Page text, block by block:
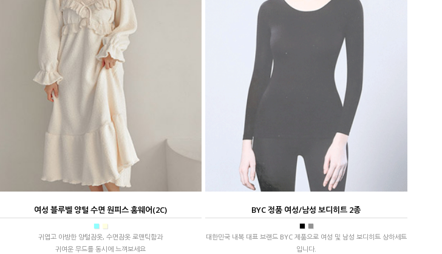
여성 블루벨 양털 수면 원피스 홈웨어(2C)
■ ■
귀엽고 아방한 양털잠옷, 수면잠옷 로맨틱함과
귀여운 무드를 동시에 느껴보세요
BYC 정품 여성/남성 보디히트 2종
■ ■
대한민국 내복 대표 브랜드 BYC 제품으로 여성 및 남성 보디히트 상하세트
입니다.